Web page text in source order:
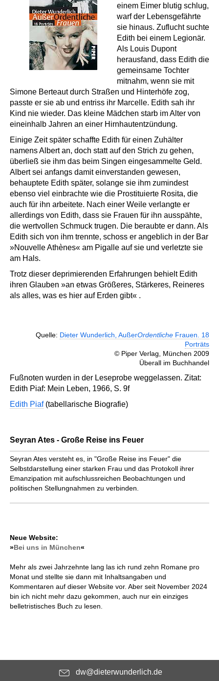
einem Eimer blutig schlug,
warf der Lebensgefährte
sie hinaus. Zuflucht suchte
Edith bei einem Legionär.
Als Louis Dupont
herausfand, dass Edith die
gemeinsame Tochter
mitnahm, wenn sie mit
Simone Berteaut durch Straßen und Hinterhöfe zog,
passte er sie ab und entriss ihr Marcelle. Edith sah ihr
Kind nie wieder. Das kleine Mädchen starb im Alter von
eineinhalb Jahren an einer Hirnhautentzündung.
Einige Zeit später schaffte Edith für einen Zuhälter
namens Albert an, doch statt auf den Strich zu gehen,
überließ sie ihm das beim Singen eingesammelte Geld.
Albert sei anfangs damit einverstanden gewesen,
behauptete Edith später, solange sie ihm zumindest
ebenso viel einbrachte wie die Prostituierte Rosita, die
auch für ihn arbeitete. Nach einer Weile verlangte er
allerdings von Edith, dass sie Frauen für ihn ausspähte,
die wertvollen Schmuck trugen. Die beraubte er dann. Als
Edith sich von ihm trennte, schoss er angeblich in der Bar
»Nouvelle Athènes« am Pigalle auf sie und verletzte sie
am Hals.
Trotz dieser deprimierenden Erfahrungen behielt Edith
ihren Glauben »an etwas Größeres, Stärkeres, Reineres
als alles, was es hier auf Erden gibt« .
Quelle: Dieter Wunderlich, AußerOrdentliche Frauen. 18
Porträts
© Piper Verlag, München 2009
Überall im Buchhandel
Fußnoten wurden in der Leseprobe weggelassen. Zitat:
Edith Piaf: Mein Leben, 1966, S. 9f
Edith Piaf(tabellarische Biografie)
Seyran Ates - Große Reise ins Feuer
Seyran Ates versteht es, in "Große Reise ins Feuer" die
Selbstdarstellung einer starken Frau und das Protokoll ihrer
Emanzipation mit aufschlussreichen Beobachtungen und
politischen Stellungnahmen zu verbinden.
Neue Website:
»Bei uns in München«
Mehr als zwei Jahrzehnte lang las ich rund zehn Romane pro
Monat und stellte sie dann mit Inhaltsangaben und
Kommentaren auf dieser Website vor. Aber seit November 2024
bin ich nicht mehr dazu gekommen, auch nur ein einziges
belletristisches Buch zu lesen.
dw@dieterwunderlich.de